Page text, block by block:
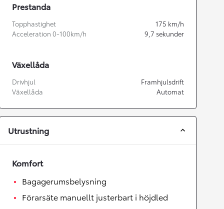
Prestanda
Topphastighet 175 km/h
Acceleration 0-100km/h
9,7 sekunder
Växellåda
Drivhjul
Framhjulsdrift
Växellåda
Automat
Utrustning
Komfort
Bagagerumsbelysning
Förarsäte manuellt justerbart i höjdled